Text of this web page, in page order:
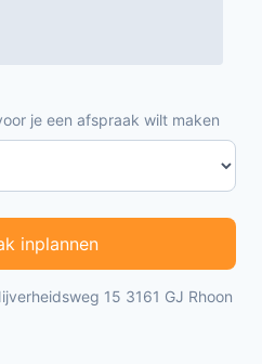
je een afspraak wilt maken
inplannen
15 3161 GJ Rhoon